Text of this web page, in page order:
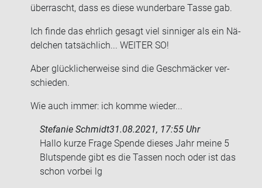
über­rascht, dass es diese wun­der­ba­re Tasse gab.
Ich finde das ehr­lich ge­sagt viel sin­ni­ger als ein Nä­
del­chen tat­säch­lich... WEI­TER SO!
Aber glück­li­cher­wei­se sind die Ge­schmä­cker ver­
schie­den.
Wie auch immer: ich komme wie­der...
Stefanie Schmidt31.08.2021, 17:55 Uhr
Hallo kurze Frage Spen­de die­ses Jahr meine 5
Blut­spen­de gibt es die Tas­sen noch oder ist das
schon vor­bei lg